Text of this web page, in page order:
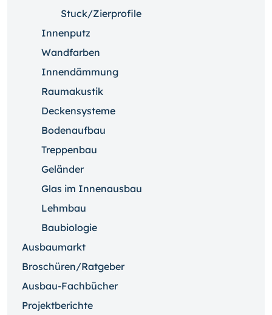
Stuck/Zierprofile
Innenputz
Wandfarben
Innendämmung
Raumakustik
Deckensysteme
Bodenaufbau
Treppenbau
Geländer
Glas im Innenausbau
Lehmbau
Baubiologie
Ausbaumarkt
Broschüren/Ratgeber
Ausbau-Fachbücher
Projektberichte